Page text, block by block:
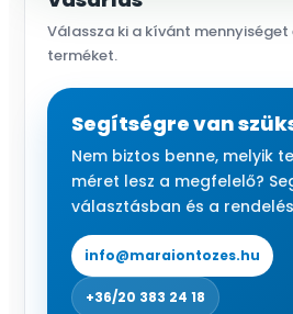
Válassza ki a kívánt
terméket.
Segítségre van
Nem biztos benne, melyik
méret lesz a megfelelő?
választásban és a
info@maraiontozes.hu
+36/20 383 24 18